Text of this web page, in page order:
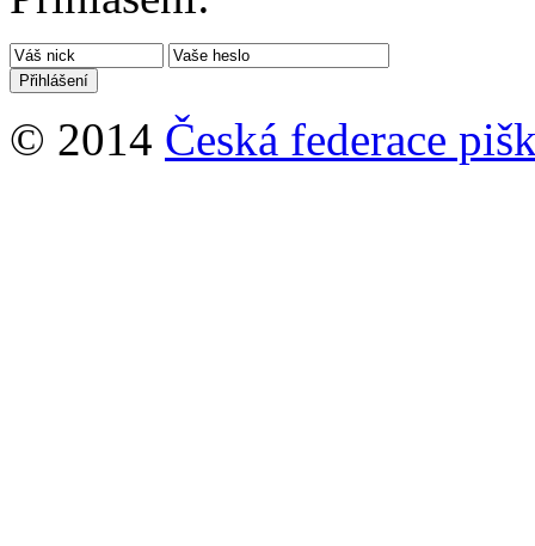
© 2014 Česká federace